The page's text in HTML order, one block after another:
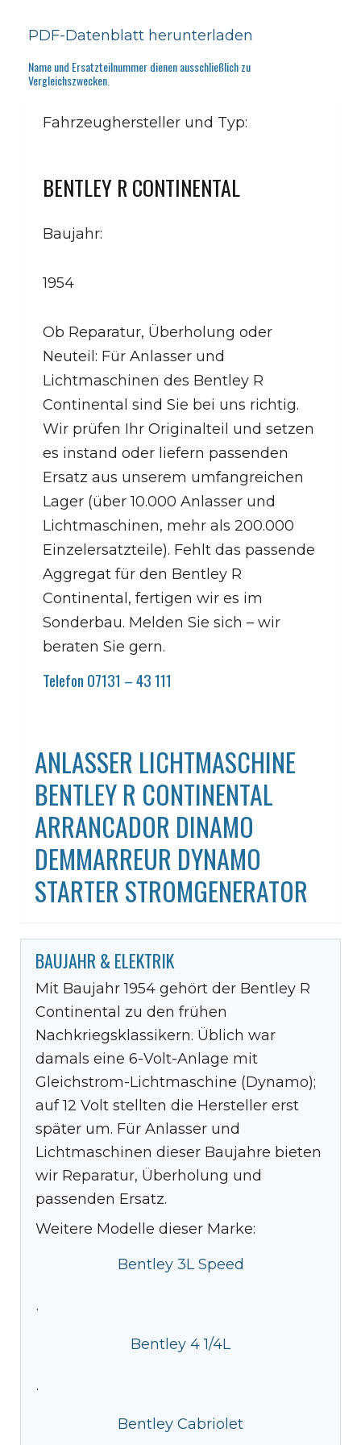
PDF-Datenblatt herunterladen
Name und Ersatzteilnummer dienen ausschließlich zu
Vergleichszwecken.
Fahrzeughersteller und Typ:
BENTLEY R CONTINENTAL
Baujahr:
1954
Ob Reparatur, Überholung oder
Neuteil: Für Anlasser und
Lichtmaschinen des Bentley R
Continental sind Sie bei uns richtig.
Wir prüfen Ihr Originalteil und setzen
es instand oder liefern passenden
Ersatz aus unserem umfangreichen
Lager (über 10.000 Anlasser und
Lichtmaschinen, mehr als 200.000
Einzelersatzteile). Fehlt das passende
Aggregat für den Bentley R
Continental, fertigen wir es im
Sonderbau. Melden Sie sich – wir
beraten Sie gern.
Telefon 07131 – 43 111
ANLASSER LICHTMASCHINE
BENTLEY R CONTINENTAL
ARRANCADOR DINAMO
DEMMARREUR DYNAMO
STARTER STROMGENERATOR
BAUJAHR & ELEKTRIK
Mit Baujahr 1954 gehört der Bentley R
Continental zu den frühen
Nachkriegsklassikern. Üblich war
damals eine 6-Volt-Anlage mit
Gleichstrom-Lichtmaschine (Dynamo);
auf 12 Volt stellten die Hersteller erst
später um. Für Anlasser und
Lichtmaschinen dieser Baujahre bieten
wir Reparatur, Überholung und
passenden Ersatz.
Weitere Modelle dieser Marke:
Bentley 3L Speed
·
Bentley 4 1/4L
·
Bentley Cabriolet